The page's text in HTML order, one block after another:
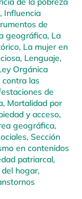
, Influencia
de
geográfica, La
, La mujer en
, Lenguaje,
Orgánica
contra las
de
, Mortalidad por
y acceso,
geográfica,
, Sección
en contenidos
patriarcal,
del hogar,